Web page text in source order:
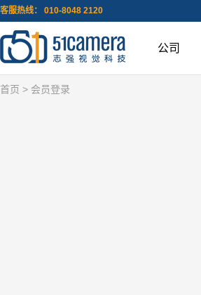
客服热线： 010-8048 2120
公司
首页 > 会员登录